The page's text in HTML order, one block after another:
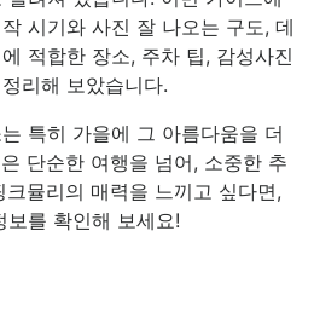
시기와 사진 잘 나오는 구도, 데
적합한 장소, 주차 팁, 감성사진
리해 보았습니다.
특히 가을에 그 아름다움을 더
단순한 여행을 넘어, 소중한 추
뮬리의 매력을 느끼고 싶다면,
를 확인해 보세요!